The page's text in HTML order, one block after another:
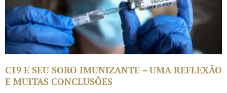
C19 E SEU SORO IMUNIZANTE – UMA REFLEXÃO
E MUITAS CONCLUSÕES